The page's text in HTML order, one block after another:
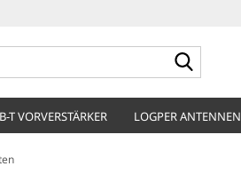
T VORVERSTÄRKER LOGPER ANTENNEN